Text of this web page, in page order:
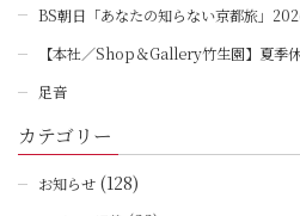
BS朝日「あなたの知らない京都旅」
【本社／Shop＆Gallery竹生園】夏季
足音
カテゴリー
お知らせ(128)